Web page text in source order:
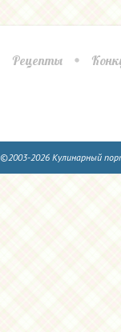
Рецепты
©2003-2026 Кулинарный